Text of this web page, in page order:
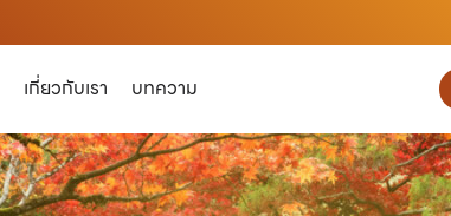
เกี่ยวกับเรา บทความ